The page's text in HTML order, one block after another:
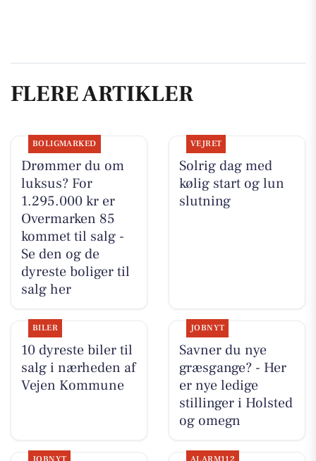
FLERE ARTIKLER
BOLIGMARKED
Drømmer du om
luksus? For
1.295.000 kr er
Overmarken 85
kommet til salg -
Se den og de
dyreste boliger til
salg her
VEJRET
Solrig dag med
kølig start og lun
slutning
BILER
10 dyreste biler til
salg i nærheden af
Vejen Kommune
JOBNYT
Savner du nye
græsgange? - Her
er nye ledige
stillinger i Holsted
og omegn